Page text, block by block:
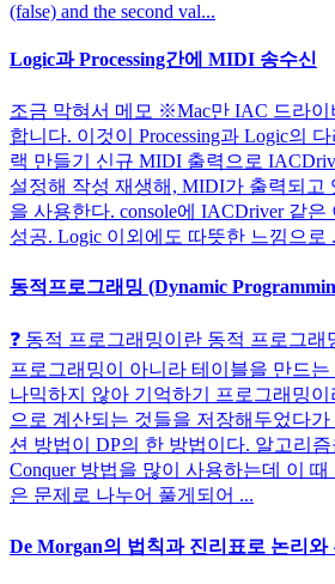
(false) and the second val...
Logic과 Processing간에 MIDI 송수신
조금 막혀서 메모 ※Mac만 IAC 드라이
합니다. 이것이 Processing과 Logic의
랙 만들기 신규 MIDI 출력으로
설정해 작성 재생해, MIDI가 출력되고
을 사용한다. console에 IACDriver 같
성공. Logic 이외에도 따뜻한 느낌으로
동적프로그래밍 (Dynamic
❓ 동적 프로그래밍이란 동적 프로그래
프로그래밍이 아니라 테이블을 만드는
나믹하지 않아 기억하기 프로그래밍
으로 계산되는 것들을 저장해두었다가
션 방법이 DP의 한 방법이다. 알고리즘
Conquer 방법을 많이 사용하는데 이
은 문제로 나누어 풀게되어 ...
De Morgan의 법칙과 진리표로 논리와